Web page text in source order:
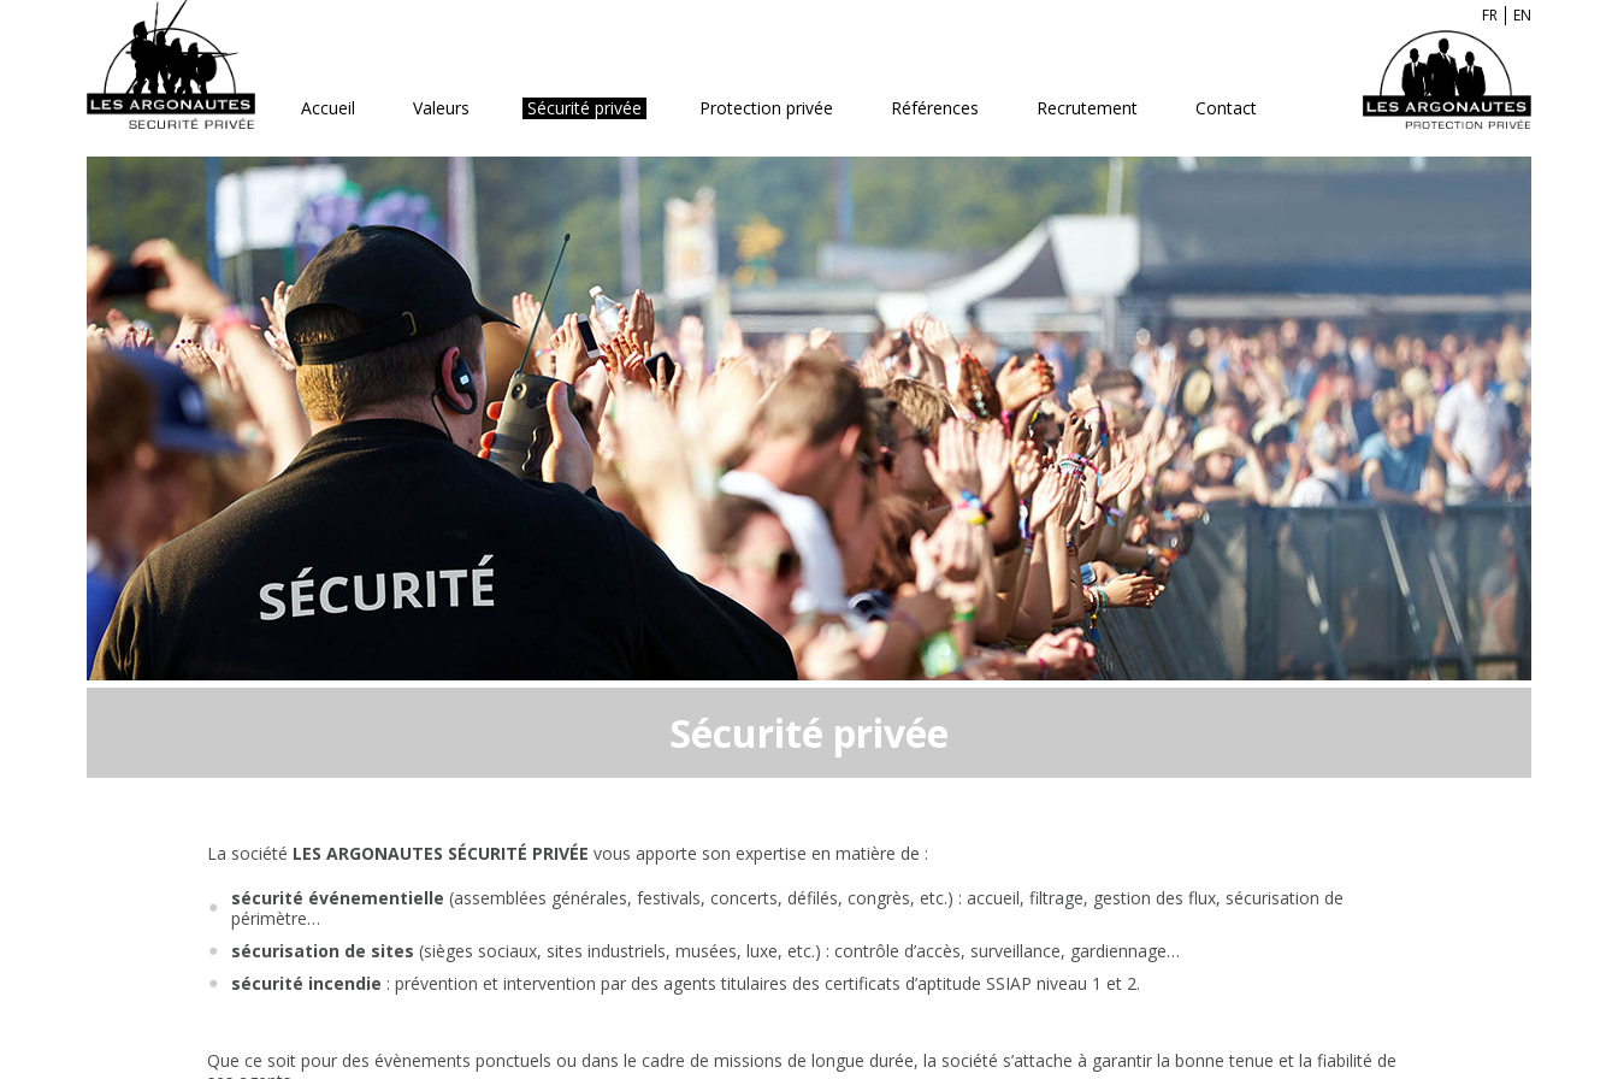
FR EN
Accueil Valeurs Sécurité privée Protection privée Références Recrutement Contact
Sécurité privée
La société LES ARGONAUTES SÉCURITÉ PRIVÉE vous apporte son expertise en matière de :
sécurité événementielle (assemblées générales, festivals, concerts, défilés, congrès, etc.) : accueil, filtrage, gestion des flux, sécurisation de
périmètre…
sécurisation de sites (sièges sociaux, sites industriels, musées, luxe, etc.) : contrôle d’accès, surveillance, gardiennage…
sécurité incendie : prévention et intervention par des agents titulaires des certificats d’aptitude SSIAP niveau 1 et 2.
Que ce soit pour des évènements ponctuels ou dans le cadre de missions de longue durée, la société s’attache à garantir la bonne tenue et la fiabilité de